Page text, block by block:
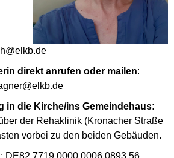
direkt anrufen oder mailen:
in die Kirche/ins Gemeindehaus:
der Rehaklinik (Kronacher Straße
vorbei zu den beiden Gebäuden.
DE82 7719 0000 0006 0893 56